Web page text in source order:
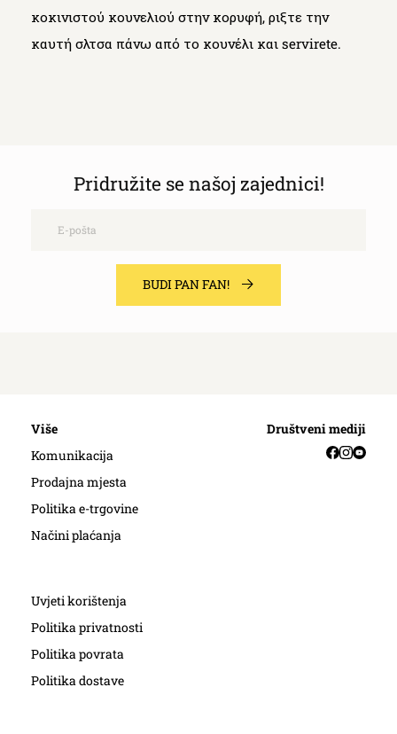
κοκινιστού κουνελιού στην κορυφή, ριξτε την
καυτή σλτσα πάνω από το κουνέλι και servirete.
Pridružite se našoj zajednici!
BUDI PAN FAN!
Više
Komunikacija
Prodajna mjesta
Politika e-trgovine
Načini plaćanja
Uvjeti korištenja
Politika privatnosti
Politika povrata
Politika dostave
Društveni mediji
Facebook